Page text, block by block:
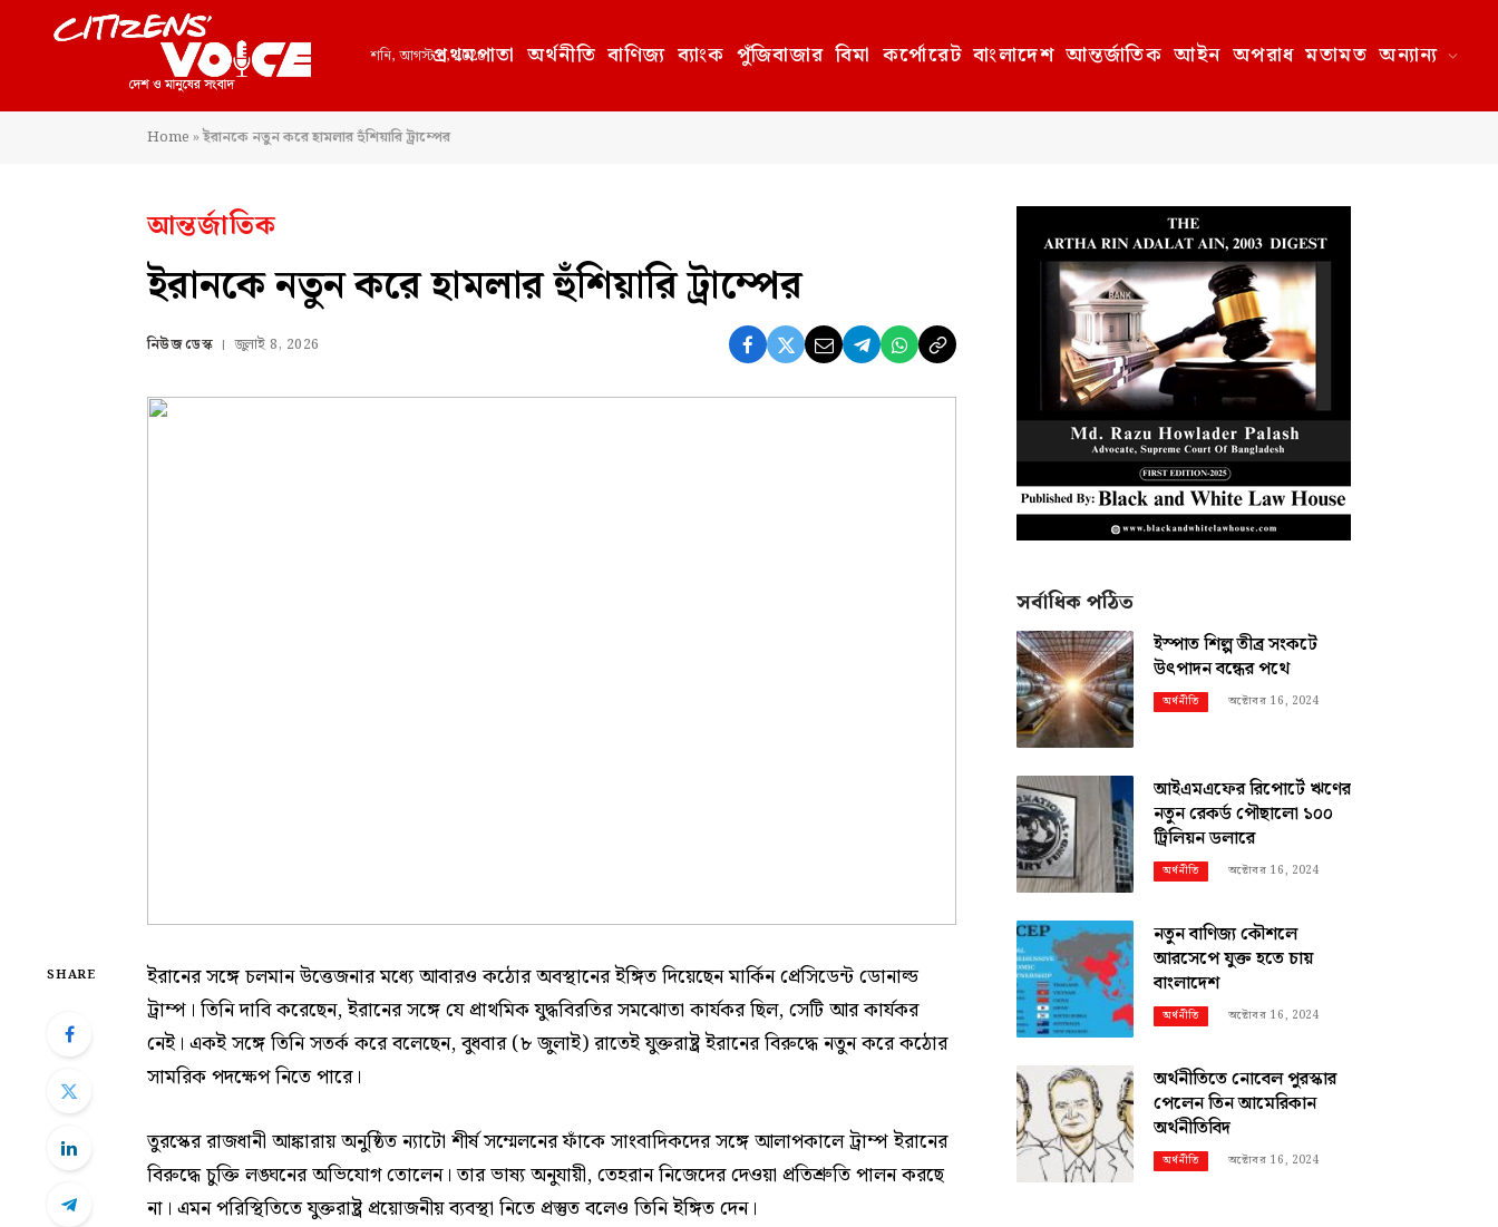
শনি, আগস্ট 8, 2026
প্রথমপাতা অর্থনীতি বাণিজ্য ব্যাংক পুঁজিবাজার বিমা কর্পোরেট বাংলাদেশ আন্তর্জাতিক আইন অপরাধ মতামত অন্যান্য
Home»ইরানকে নতুন করে হামলার হুঁশিয়ারি ট্রাম্পের
আন্তর্জাতিক
ইরানকে নতুন করে হামলার হুঁশিয়ারি ট্রাম্পের
নিউজ ডেস্ক জুলাই 8, 2026
SHARE
ইরানের সঙ্গে চলমান উত্তেজনার মধ্যে আবারও কঠোর অবস্থানের ইঙ্গিত দিয়েছেন মার্কিন প্রেসিডেন্ট ডোনাল্ড
ট্রাম্প। তিনি দাবি করেছেন, ইরানের সঙ্গে যে প্রাথমিক যুদ্ধবিরতির সমঝোতা কার্যকর ছিল, সেটি আর কার্যকর
নেই। একই সঙ্গে তিনি সতর্ক করে বলেছেন, বুধবার (৮ জুলাই) রাতেই যুক্তরাষ্ট্র ইরানের বিরুদ্ধে নতুন করে কঠোর
সামরিক পদক্ষেপ নিতে পারে।
তুরস্কের রাজধানী আঙ্কারায় অনুষ্ঠিত ন্যাটো শীর্ষ সম্মেলনের ফাঁকে সাংবাদিকদের সঙ্গে আলাপকালে ট্রাম্প ইরানের
বিরুদ্ধে চুক্তি লঙ্ঘনের অভিযোগ তোলেন। তার ভাষ্য অনুযায়ী, তেহরান নিজেদের দেওয়া প্রতিশ্রুতি পালন করছে
না। এমন পরিস্থিতিতে যুক্তরাষ্ট্র প্রয়োজনীয় ব্যবস্থা নিতে প্রস্তুত বলেও তিনি ইঙ্গিত দেন।
সর্বাধিক পঠিত
ইস্পাত শিল্প তীব্র সংকটে
উৎপাদন বন্ধের পথে
অর্থনীতি অক্টোবর 16, 2024
আইএমএফের রিপোর্টে ঋণের
নতুন রেকর্ড পৌছালো ১০০
ট্রিলিয়ন ডলারে
অর্থনীতি অক্টোবর 16, 2024
নতুন বাণিজ্য কৌশলে
আরসেপে যুক্ত হতে চায়
বাংলাদেশ
অর্থনীতি অক্টোবর 16, 2024
অর্থনীতিতে নোবেল পুরস্কার
পেলেন তিন আমেরিকান
অর্থনীতিবিদ
অর্থনীতি অক্টোবর 16, 2024